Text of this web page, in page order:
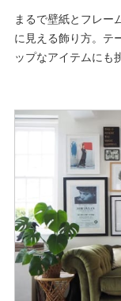
まるで壁紙とフレー
に見える飾り方。テ
ップなアイテムにも